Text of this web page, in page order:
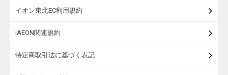
イオン東北EC利用規約
iAEON関連規約
特定商取引法に基づく表記